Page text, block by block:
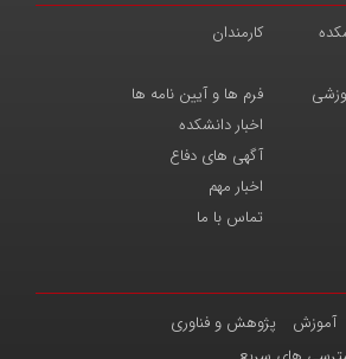
کارمندان
فرم ها و آیین نامه ها
اخبار دانشکده
آگهی های دفاع
اخبار مهم
تماس با ما
آموزش
پژوهش و فناوری